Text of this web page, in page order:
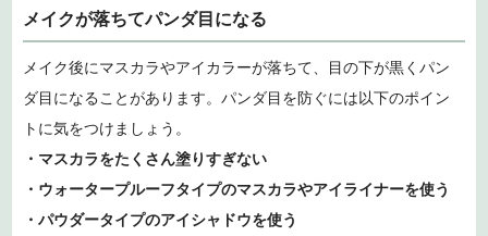
メイクが落ちてパンダ目になる
メイク後にマスカラやアイカラーが落ちて、目の下が黒くパン
ダ目になることがあります。パンダ目を防ぐには以下のポイン
トに気をつけましょう。
・マスカラをたくさん塗りすぎない
・ウォータープルーフタイプのマスカラやアイライナーを使う
・パウダータイプのアイシャドウを使う